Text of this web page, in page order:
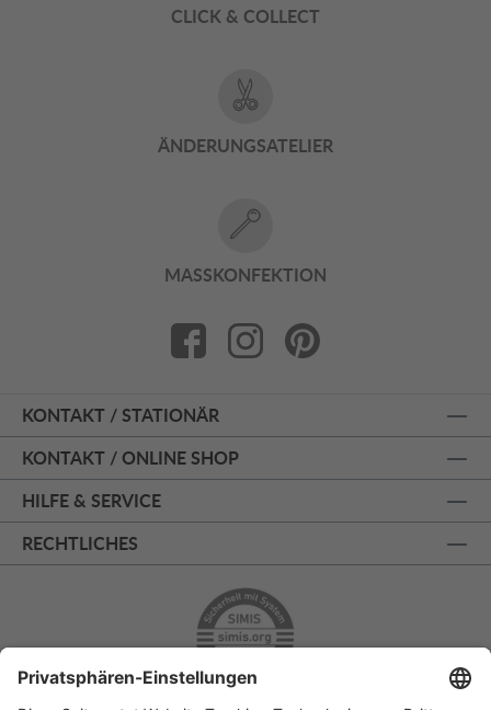
CLICK & COLLECT
ÄNDERUNGSATELIER
MASSKONFEKTION
KONTAKT / STATIONÄR
KONTAKT / ONLINE SHOP
HILFE & SERVICE
RECHTLICHES